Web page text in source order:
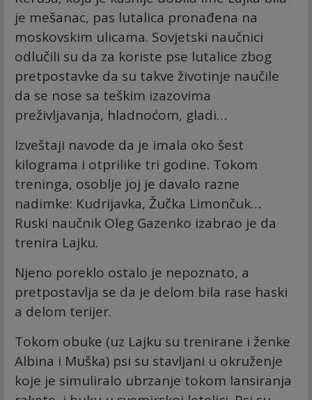
je mešanac, pas lutalica pronađena na
moskovskim ulicama. Sovjetski naučnici
odlučili su da za koriste pse lutalice zbog
pretpostavke da su takve životinje naučile
da se nose sa teškim izazovima
preživljavanja, hladnoćom, gladi…
Izveštaji navode da je imala oko šest
kilograma i otprilike tri godine. Tokom
treninga, osoblje joj je davalo razne
nadimke: Kudrijavka, Žučka Limončuk…
Ruski naučnik Oleg Gazenko izabrao je da
trenira Lajku.
Njeno poreklo ostalo je nepoznato, a
pretpostavlja se da je delom bila rase haski
a delom terijer.
Tokom obuke (uz Lajku su trenirane i ženke
Albina i Muška) psi su stavljani u okruženje
koje je simuliralo ubrzanje tokom lansiranja